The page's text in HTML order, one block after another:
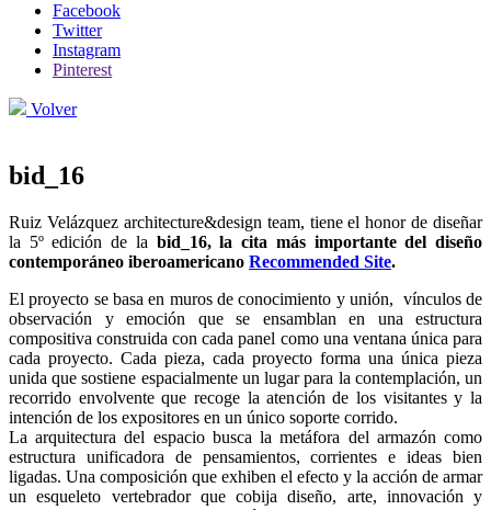
Facebook
Twitter
Instagram
Pinterest
Volver
bid_16
Ruiz Velázquez architecture&design team, tiene el honor de diseñar
la 5º edición de la bid_16, la cita más importante del diseño
contemporáneo iberoamericano Recommended Site.
El proyecto se basa en muros de conocimiento y unión, vínculos de
observación y emoción que se ensamblan en una estructura
compositiva construida con cada panel como una ventana única para
cada proyecto. Cada pieza, cada proyecto forma una única pieza
unida que sostiene espacialmente un lugar para la contemplación, un
recorrido envolvente que recoge la atención de los visitantes y la
intención de los expositores en un único soporte corrido.
La arquitectura del espacio busca la metáfora del armazón como
estructura unificadora de pensamientos, corrientes e ideas bien
ligadas. Una composición que exhiben el efecto y la acción de armar
un esqueleto vertebrador que cobija diseño, arte, innovación y